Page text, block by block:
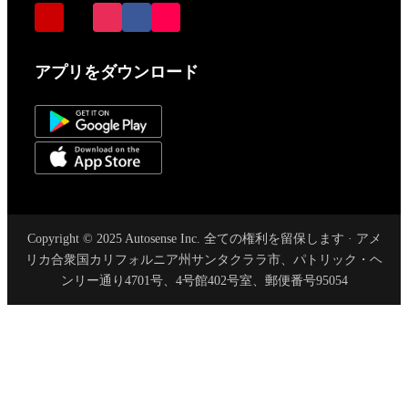
アプリをダウンロード
Copyright © 2025 Autosense Inc. 全ての権利を留保します · アメ
リカ合衆国カリフォルニア州サンタクララ市、パトリック・ヘ
ンリー通り4701号、4号館402号室、郵便番号95054